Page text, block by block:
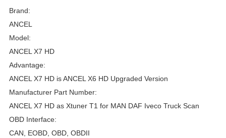
Brand:
ANCEL
Model:
ANCEL X7 HD
Advantage:
ANCEL X7 HD is ANCEL X6 HD Upgraded Version
Manufacturer Part Number:
ANCEL X7 HD as Xtuner T1 for MAN DAF Iveco Truck Scan
OBD Interface:
CAN, EOBD, OBD, OBDII